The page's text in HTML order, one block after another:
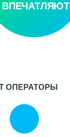
ОПЕРАТОРЫ
ВПЕЧАТЛЯЮТ